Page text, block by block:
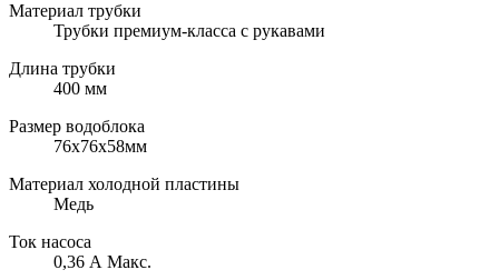
Материал трубки
Трубки премиум-класса с рукавами
Длина трубки
400 мм
Размер водоблока
76х76х58мм
Материал холодной пластины
Медь
Ток насоса
0,36 А Макс.